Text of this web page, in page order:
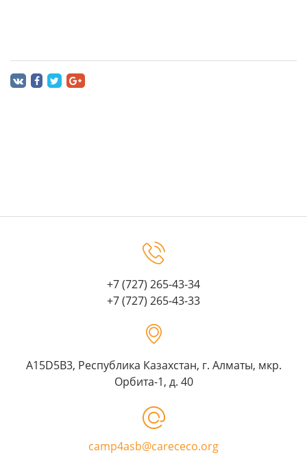
+7 (727) 265-43-34
+7 (727) 265-43-33
A15D5B3, Республика Казахстан, г. Алматы, мкр.
Орбита-1, д. 40
camp4asb@carececo.org